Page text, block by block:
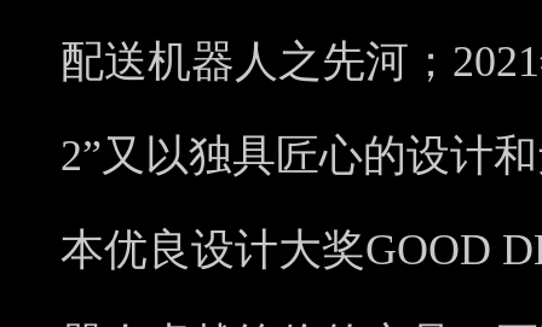
配送机器人之先河；
2”又以独具匠心的设计
本优良设计大奖GOOD